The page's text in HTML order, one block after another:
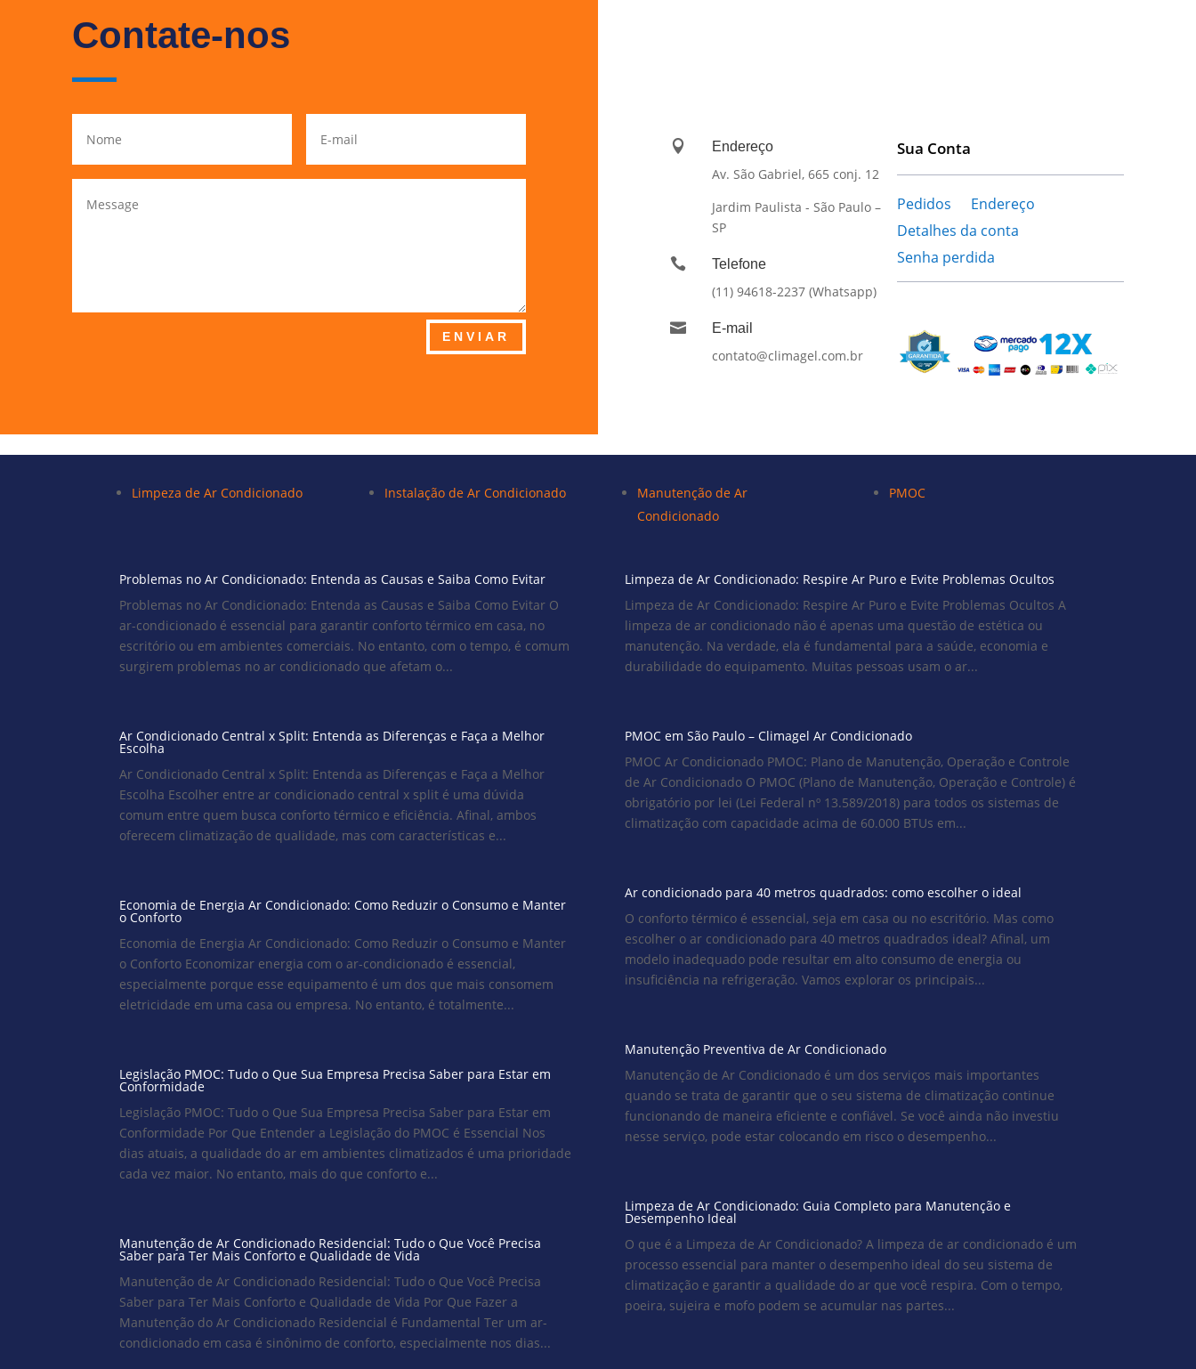
Contate-nos
ENVIAR
 Endereço
Av. São Gabriel, 665 conj. 12
Jardim Paulista - São Paulo –
SP
 Telefone
(11) 94618-2237 (Whatsapp)
 E-mail
contato@climagel.com.br
Sua Conta
Pedidos
Endereço
Detalhes da conta
Senha perdida
Limpeza de Ar Condicionado Instalação de Ar Condicionado
Manutenção de Ar
Condicionado
PMOC
Problemas no Ar Condicionado: Entenda as Causas e Saiba Como Evitar
Problemas no Ar Condicionado: Entenda as Causas e Saiba Como Evitar O
ar-condicionado é essencial para garantir conforto térmico em casa, no
escritório ou em ambientes comerciais. No entanto, com o tempo, é comum
surgirem problemas no ar condicionado que afetam o...
Ar Condicionado Central x Split: Entenda as Diferenças e Faça a Melhor
Escolha
Ar Condicionado Central x Split: Entenda as Diferenças e Faça a Melhor
Escolha Escolher entre ar condicionado central x split é uma dúvida
comum entre quem busca conforto térmico e eficiência. Afinal, ambos
oferecem climatização de qualidade, mas com características e...
Economia de Energia Ar Condicionado: Como Reduzir o Consumo e Manter
o Conforto
Economia de Energia Ar Condicionado: Como Reduzir o Consumo e Manter
o Conforto Economizar energia com o ar-condicionado é essencial,
especialmente porque esse equipamento é um dos que mais consomem
eletricidade em uma casa ou empresa. No entanto, é totalmente...
Legislação PMOC: Tudo o Que Sua Empresa Precisa Saber para Estar em
Conformidade
Legislação PMOC: Tudo o Que Sua Empresa Precisa Saber para Estar em
Conformidade Por Que Entender a Legislação do PMOC é Essencial Nos
dias atuais, a qualidade do ar em ambientes climatizados é uma prioridade
cada vez maior. No entanto, mais do que conforto e...
Manutenção de Ar Condicionado Residencial: Tudo o Que Você Precisa
Saber para Ter Mais Conforto e Qualidade de Vida
Manutenção de Ar Condicionado Residencial: Tudo o Que Você Precisa
Saber para Ter Mais Conforto e Qualidade de Vida Por Que Fazer a
Manutenção do Ar Condicionado Residencial é Fundamental Ter um ar-
condicionado em casa é sinônimo de conforto, especialmente nos dias...
Limpeza de Ar Condicionado: Respire Ar Puro e Evite Problemas Ocultos
Limpeza de Ar Condicionado: Respire Ar Puro e Evite Problemas Ocultos A
limpeza de ar condicionado não é apenas uma questão de estética ou
manutenção. Na verdade, ela é fundamental para a saúde, economia e
durabilidade do equipamento. Muitas pessoas usam o ar...
PMOC em São Paulo – Climagel Ar Condicionado
PMOC Ar Condicionado PMOC: Plano de Manutenção, Operação e Controle
de Ar Condicionado O PMOC (Plano de Manutenção, Operação e Controle) é
obrigatório por lei (Lei Federal nº 13.589/2018) para todos os sistemas de
climatização com capacidade acima de 60.000 BTUs em...
Ar condicionado para 40 metros quadrados: como escolher o ideal
O conforto térmico é essencial, seja em casa ou no escritório. Mas como
escolher o ar condicionado para 40 metros quadrados ideal? Afinal, um
modelo inadequado pode resultar em alto consumo de energia ou
insuficiência na refrigeração. Vamos explorar os principais...
Manutenção Preventiva de Ar Condicionado
Manutenção de Ar Condicionado é um dos serviços mais importantes
quando se trata de garantir que o seu sistema de climatização continue
funcionando de maneira eficiente e confiável. Se você ainda não investiu
nesse serviço, pode estar colocando em risco o desempenho...
Limpeza de Ar Condicionado: Guia Completo para Manutenção e
Desempenho Ideal
O que é a Limpeza de Ar Condicionado? A limpeza de ar condicionado é um
processo essencial para manter o desempenho ideal do seu sistema de
climatização e garantir a qualidade do ar que você respira. Com o tempo,
poeira, sujeira e mofo podem se acumular nas partes...